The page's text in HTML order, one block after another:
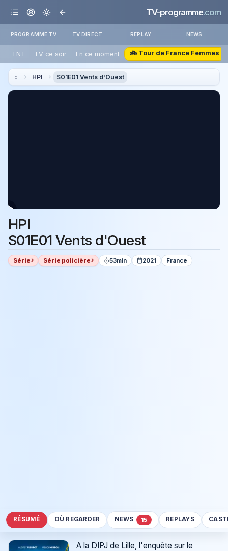
TV-programme.com
PROGRAMME TV TV DIRECT REPLAY NEWS
TNT TV ce soir En ce moment 🚲 Tour de France Femmes
HPI S01E01 Vents d'Ouest
HPI
S01E01 Vents d'Ouest
Série Série policière 53min 2021 France
RÉSUMÉ OÙ REGARDER NEWS 15 REPLAYS
A la DIPJ de Lille, l'enquête sur le